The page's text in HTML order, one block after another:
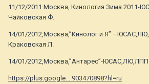
11/12/2011 Москва, Кинология Зима 2011-
Чайковская Ф.
14/01/2012,Москва,”Кинолог и Я”
Краковская Л.
14/01/2012,Москва,”Антарес”-
https://plus.google....903470898?hl=ru